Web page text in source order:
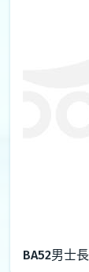
BA52男士